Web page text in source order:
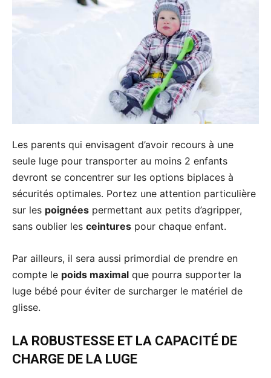
Les parents qui envisagent d’avoir recours à une
seule luge pour transporter au moins 2 enfants
devront se concentrer sur les options biplaces à
sécurités optimales. Portez une attention particulière
sur les poignées permettant aux petits d’agripper,
sans oublier les ceintures pour chaque enfant.
Par ailleurs, il sera aussi primordial de prendre en
compte le poids maximal que pourra supporter la
luge bébé pour éviter de surcharger le matériel de
glisse.
LA ROBUSTESSE ET LA CAPACITÉ DE
CHARGE DE LA LUGE